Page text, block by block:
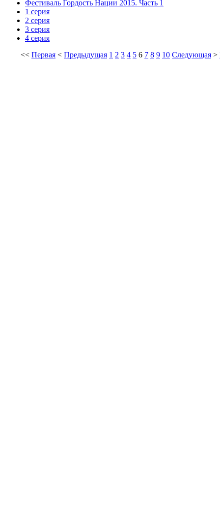
Фестиваль Гордость Нации 2015. Часть 1
1 серия
2 серия
3 серия
4 серия
<< Первая < Предыдущая 1 2 3 4 5 6 7 8 9 10 Следующая >